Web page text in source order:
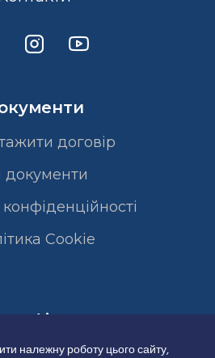
договір
документи
Cookie
належну роботу цього сайту,